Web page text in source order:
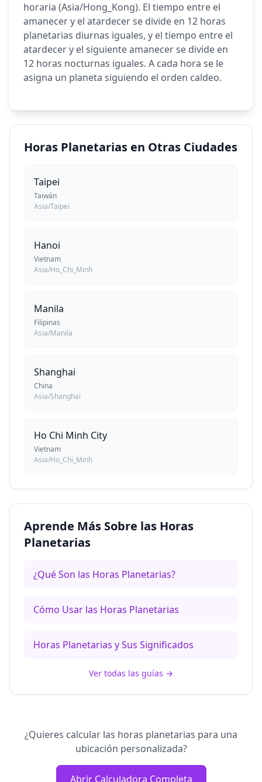
horaria (Asia/Hong_Kong). El tiempo entre el
amanecer y el atardecer se divide en 12 horas
planetarias diurnas iguales, y el tiempo entre el
atardecer y el siguiente amanecer se divide en
12 horas nocturnas iguales. A cada hora se le
asigna un planeta siguiendo el orden caldeo.
Horas Planetarias en Otras Ciudades
Taipei
Taiwán
Asia/Taipei
Hanoi
Vietnam
Asia/Ho_Chi_Minh
Manila
Filipinas
Asia/Manila
Shanghai
China
Asia/Shanghai
Ho Chi Minh City
Vietnam
Asia/Ho_Chi_Minh
Aprende Más Sobre las Horas
Planetarias
¿Qué Son las Horas Planetarias?
Cómo Usar las Horas Planetarias
Horas Planetarias y Sus Significados
Ver todas las guías →
¿Quieres calcular las horas planetarias para una
ubicación personalizada?
Abrir Calculadora Completa